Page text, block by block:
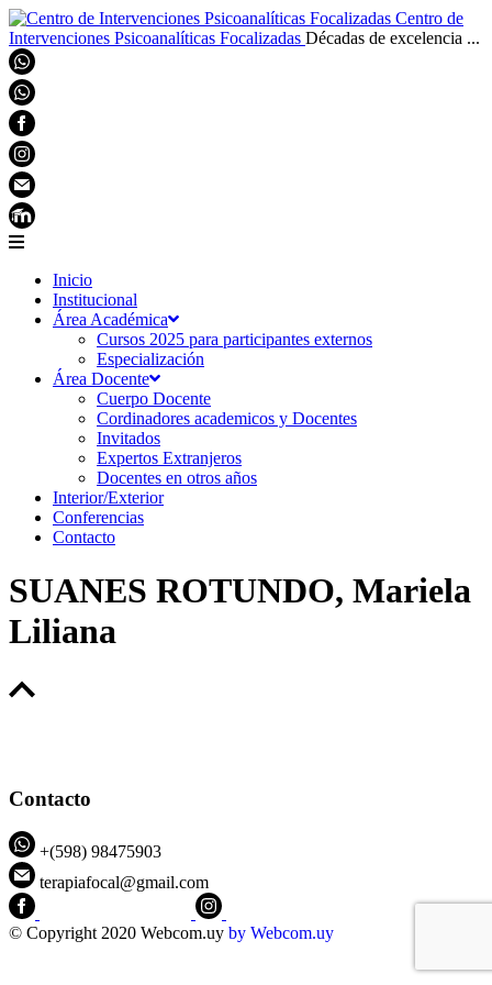
Centro de
Intervenciones Psicoanalíticas Focalizadas Décadas de excelencia ...
Inicio
Institucional
Área Académica
Cursos 2025 para participantes externos
Especialización
Área Docente
Cuerpo Docente
Cordinadores academicos y Docentes
Invitados
Expertos Extranjeros
Docentes en otros años
Interior/Exterior
Conferencias
Contacto
SUANES ROTUNDO, Mariela
Liliana
Contacto
+(598) 98475903
terapiafocal@gmail.com
© Copyright 2020 Webcom.uy by Webcom.uy